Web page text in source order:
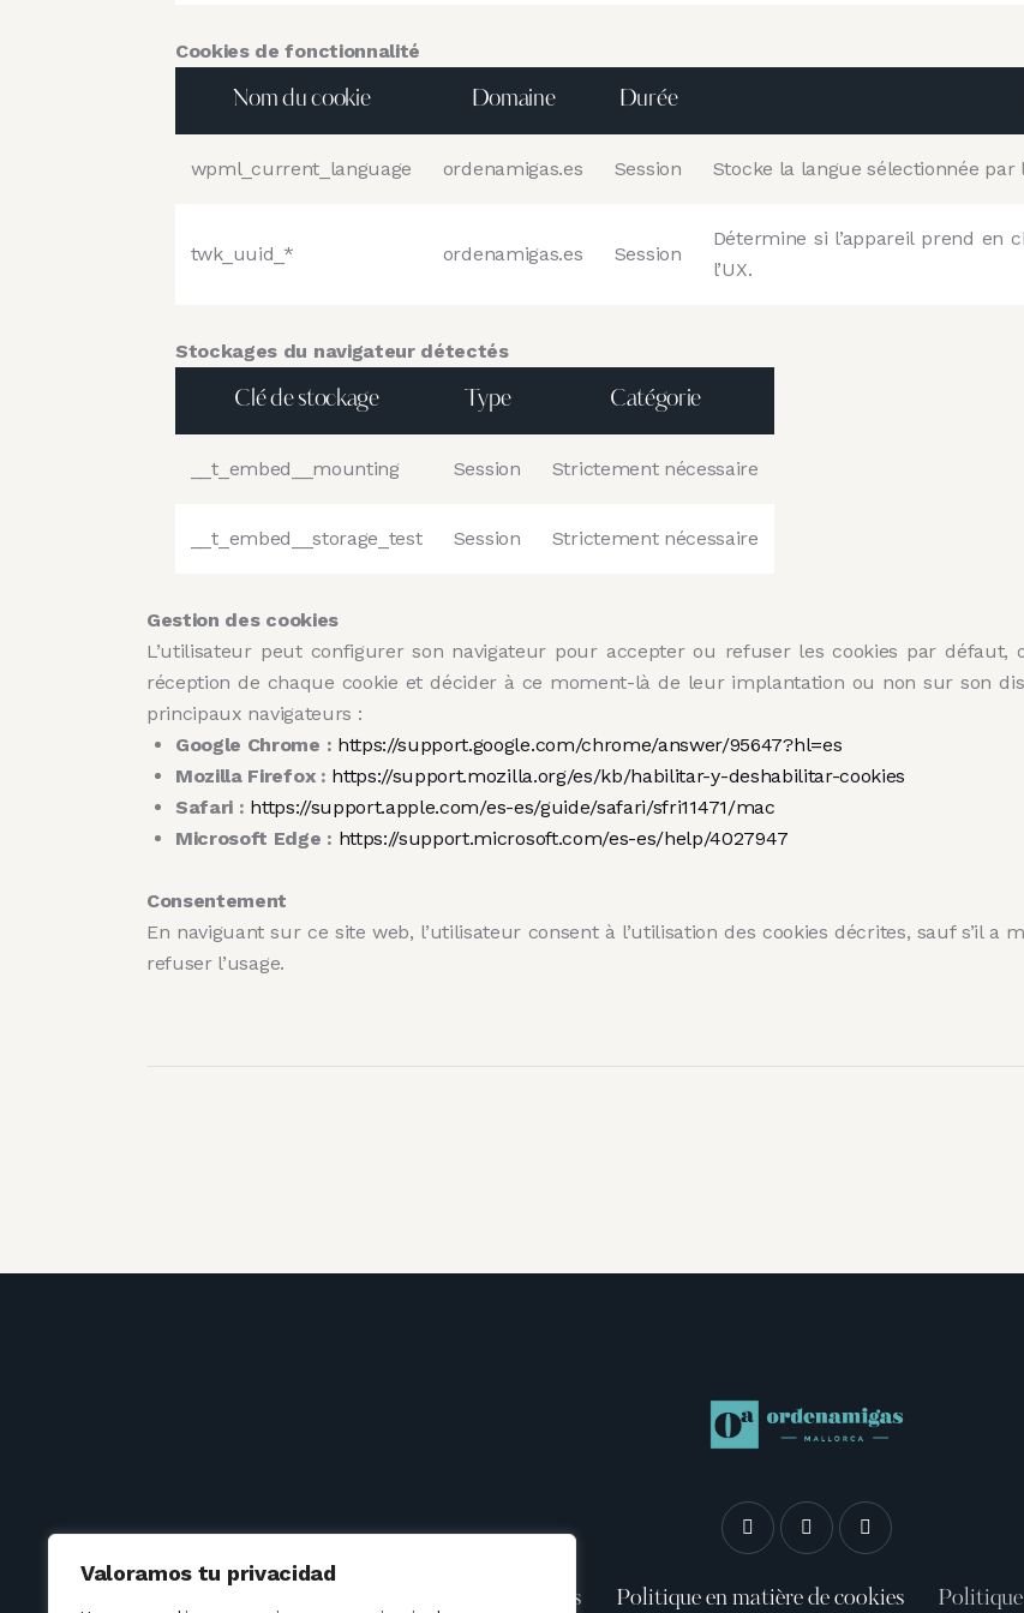
Valoramos tu privacidad
Cookies de fonctionnalité
Nom du cookie Domaine Durée
wpml_current_language ordenamigas.es Session Stocke la langue sélectionnée par
twk_uuid_* ordenamigas.es Session
Détermine si l’appareil prend en
l’UX.
Stockages du navigateur détectés
Clé de stockage Type Catégorie
__t_embed__mounting Session Strictement nécessaire
__t_embed__storage_test Session Strictement nécessaire
Gestion des cookies
L’utilisateur peut configurer son navigateur pour accepter ou refuser les cookies par défaut,
réception de chaque cookie et décider à ce moment-là de leur implantation ou non sur son
principaux navigateurs :
Google Chrome : https://support.google.com/chrome/answer/95647?hl=es
Mozilla Firefox : https://support.mozilla.org/es/kb/habilitar-y-deshabilitar-cookies
Safari : https://support.apple.com/es-es/guide/safari/sfri11471/mac
Microsoft Edge : https://support.microsoft.com/es-es/help/4027947
Consentement
En naviguant sur ce site web, l’utilisateur consent à l’utilisation des cookies décrites, sauf s’il
refuser l’usage.
Mentions légales Politique en matière de cookies